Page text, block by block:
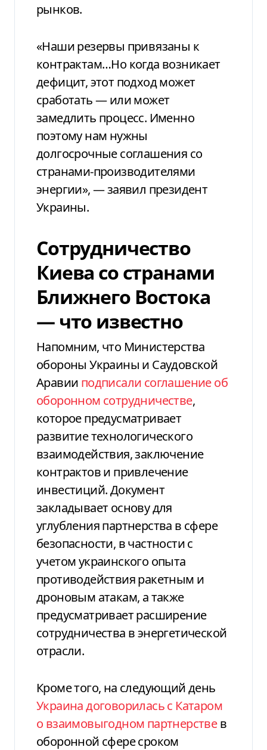
рынков.
«Наши резервы привязаны к
контрактам…Но когда возникает
дефицит, этот подход может
сработать — или может
замедлить процесс. Именно
поэтому нам нужны
долгосрочные соглашения со
странами-производителями
энергии», — заявил президент
Украины.
Сотрудничество
Киева со странами
Ближнего Востока
— что известно
Напомним, что Министерства
обороны Украины и Саудовской
Аравии подписали соглашение об
оборонном сотрудничестве,
которое предусматривает
развитие технологического
взаимодействия, заключение
контрактов и привлечение
инвестиций. Документ
закладывает основу для
углубления партнерства в сфере
безопасности, в частности с
учетом украинского опыта
противодействия ракетным и
дроновым атакам, а также
предусматривает расширение
сотрудничества в энергетической
отрасли.
Кроме того, на следующий день
Украина договорилась с Катаром
о взаимовыгодном партнерствев
оборонной сфере сроком